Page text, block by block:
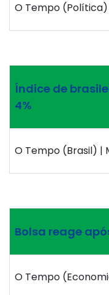
O Tempo (Política)
Índice de
4%
O Tempo (Brasil) |
Bolsa reage
O Tempo